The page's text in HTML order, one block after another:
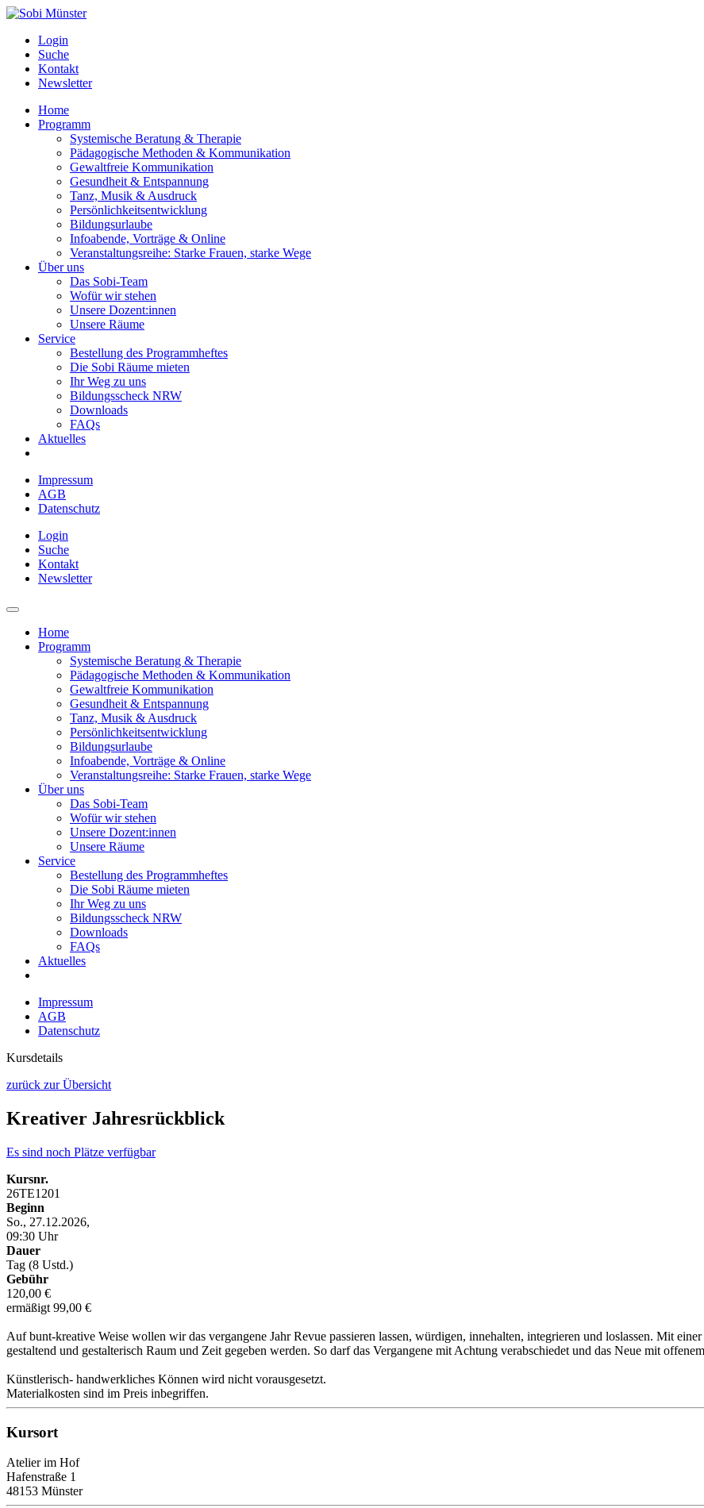
Login
Suche
Kontakt
Newsletter
Home
Programm
Systemische Beratung & Therapie
Pädagogische Methoden & Kommunikation
Gewaltfreie Kommunikation
Gesundheit & Entspannung
Tanz, Musik & Ausdruck
Persönlichkeitsentwicklung
Bildungsurlaube
Infoabende, Vorträge & Online
Veranstaltungsreihe: Starke Frauen, starke Wege
Über uns
Das Sobi-Team
Wofür wir stehen
Unsere Dozent:innen
Unsere Räume
Service
Bestellung des Programmheftes
Die Sobi Räume mieten
Ihr Weg zu uns
Bildungsscheck NRW
Downloads
FAQs
Aktuelles
Impressum
AGB
Datenschutz
Login
Suche
Kontakt
Newsletter
Home
Programm
Systemische Beratung & Therapie
Pädagogische Methoden & Kommunikation
Gewaltfreie Kommunikation
Gesundheit & Entspannung
Tanz, Musik & Ausdruck
Persönlichkeitsentwicklung
Bildungsurlaube
Infoabende, Vorträge & Online
Veranstaltungsreihe: Starke Frauen, starke Wege
Über uns
Das Sobi-Team
Wofür wir stehen
Unsere Dozent:innen
Unsere Räume
Service
Bestellung des Programmheftes
Die Sobi Räume mieten
Ihr Weg zu uns
Bildungsscheck NRW
Downloads
FAQs
Aktuelles
Impressum
AGB
Datenschutz
Kursdetails
zurück zur Übersicht
Kreativer Jahresrückblick
Es sind noch Plätze verfügbar
Kursnr.
26TE1201
Beginn
So., 27.12.2026,
09:30 Uhr
Dauer
Tag (8 Ustd.)
Gebühr
120,00 €
ermäßigt 99,00 €
Auf bunt-kreative Weise wollen wir das vergangene Jahr Revue passieren lassen, würdigen, innehalten, integrieren und loslassen. Mit
gestaltend und gestalterisch Raum und Zeit gegeben werden. So darf das Vergangene mit Achtung verabschiedet und das Neue mit
Künstlerisch- handwerkliches Können wird nicht vorausgesetzt.
Materialkosten sind im Preis inbegriffen.
Kursort
Atelier im Hof
Hafenstraße 1
48153 Münster